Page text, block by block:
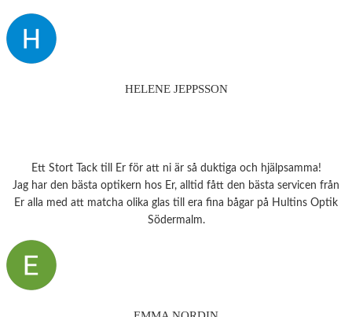
HELENE JEPPSSON
Ett Stort Tack till Er för att ni är så duktiga och hjälpsamma!
Jag har den bästa optikern hos Er, alltid fått den bästa servicen från
Er alla med att matcha olika glas till era fina bågar på Hultins Optik
Södermalm.